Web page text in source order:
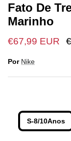
Fato De
Marinho
€67,99 EUR
Por Nike
S-8/10Anos